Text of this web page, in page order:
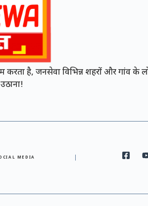
है, जनसेवा विभिन्न शहरों और गांव
MEDIA